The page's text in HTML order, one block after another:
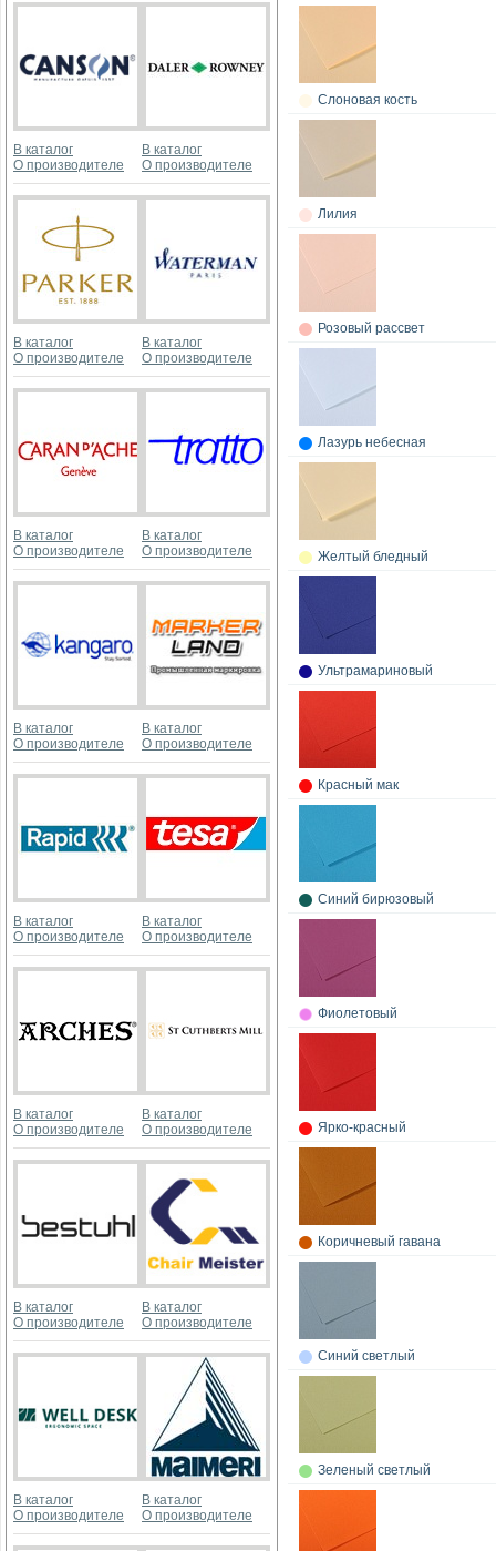
В каталог
О производителе
В каталог
О производителе
В каталог
О производителе
В каталог
О производителе
В каталог
О производителе
В каталог
О производителе
В каталог
О производителе
В каталог
О производителе
В каталог
О производителе
В каталог
О производителе
В каталог
О производителе
В каталог
О производителе
В каталог
О производителе
В каталог
О производителе
В каталог
О производителе
В каталог
О производителе
Слоновая кость
Лилия
Розовый рассвет
Лазурь небесная
Желтый бледный
Ультрамариновый
Красный мак
Синий бирюзовый
Фиолетовый
Ярко-красный
Коричневый гавана
Синий светлый
Зеленый светлый